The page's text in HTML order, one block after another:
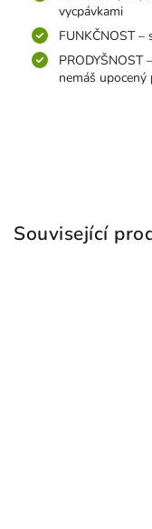
vycpávkami
FUNKČNOST
PRODYŠNOST
nemáš upocený
Související